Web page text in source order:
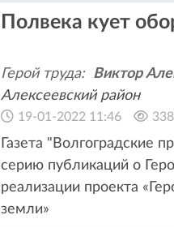
Полвека кует
Герой труда: Виктор
Алексеевский район
19-01-2022 11:46 338
Газета "Волгоградские
серию публикаций о
реализации проекта
земли»